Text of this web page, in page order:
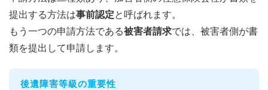
提出する方法は事前認定と呼ばれます。
もう一つの申請方法である被害者請求では、被害者側が書
類を提出して申請します。
後遺障害等級の重要性